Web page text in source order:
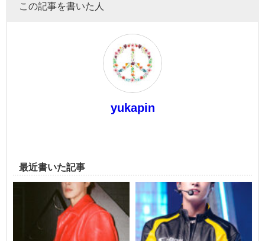
この記事を書いた人
yukapin
最近書いた記事